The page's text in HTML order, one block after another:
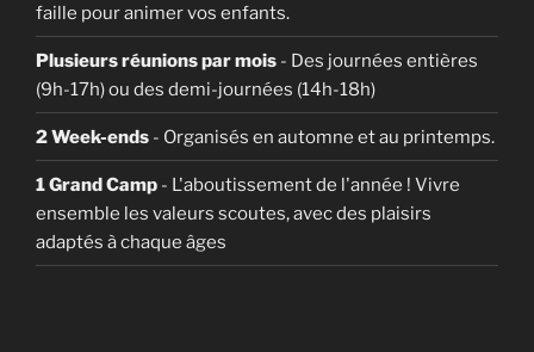
faille pour animer vos enfants.
Plusieurs réunions par mois - Des journées entières
(9h-17h) ou des demi-journées (14h-18h)
2 Week-ends - Organisés en automne et au printemps.
1 Grand Camp - L'aboutissement de l'année ! Vivre
ensemble les valeurs scoutes, avec des plaisirs
adaptés à chaque âges